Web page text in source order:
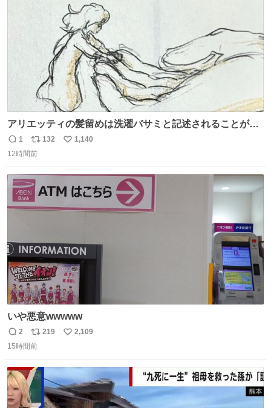
アリエッティの髪留めは洗濯バサミと記述されることが多
いですが、もっと小さいプラスチックのクリップです。 バ
ネは使いやすいように強度を調整してあるはず。
返
信
1
リ
ポ
ト
数
132
い
1,140
12時間前
いや悪意wwwww
返
信
2
リ
ポ
ト
数
219
い
数
2,109
15時間前